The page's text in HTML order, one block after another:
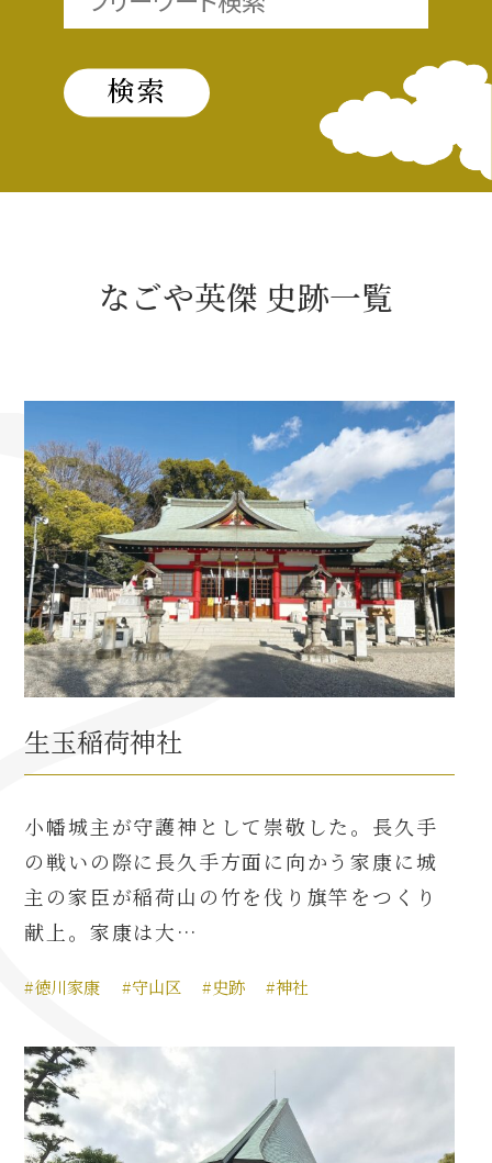
信長攻路
名古屋＜家康＞観光モデルコース
前田利家と名古屋の関係
利家関連 史跡 一覧
犬千代ルート
加藤清正と名古屋の関係
名古屋＜清正＞観光モデルコース
なごや英傑 史跡一覧
生玉稲荷神社
小幡城主が守護神として崇敬した。長久手
の戦いの際に長久手方面に向かう家康に城
主の家臣が稲荷山の竹を伐り旗竿をつくり
献上。家康は大…
#徳川家康 #守山区 #史跡 #神社